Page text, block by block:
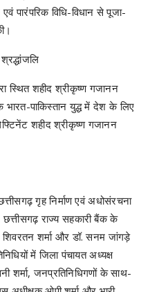
पाकिस्तान युद्ध में देश के लिए
शहीद श्रीकृष्ण गजानन
राज्य सहकारी बैंक के
शिवरतन शर्मा और डॉ. सनम जांगड़े
में जिला पंचायत अध्यक्ष
शर्मा, जनप्रतिनिधिगणों के साथ-
अधीक्षक ओपी शर्मा और भारी